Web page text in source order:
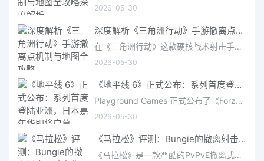
2026-05-30
深度解析《三角洲行动》手游撤离点机制与地图全攻略
在《三角洲行动》这款硬核战术射击手游中，撤离是每位干员行动的核心目标。无论你在战场中搜刮了多少高价值物
2026-05-30
《地平线 6》正式公布：系列首度登陆亚洲，日本嘉年华即将启幕
Playground Games 正式公布了《Forza Horizon 6》，这次备受赞誉的地平线嘉年华将首次驶入亚洲，落户日本。玩家
2026-05-30
《马拉松》评测：Bungie的撤离射击硬核之作——痛苦是入场券，回报是顶级的
《马拉松》是一款严酷的PvPvE撤离式射击游戏，现已登陆PS5、Xbox Series X/S和PC。它继承了Bungie上世纪90年